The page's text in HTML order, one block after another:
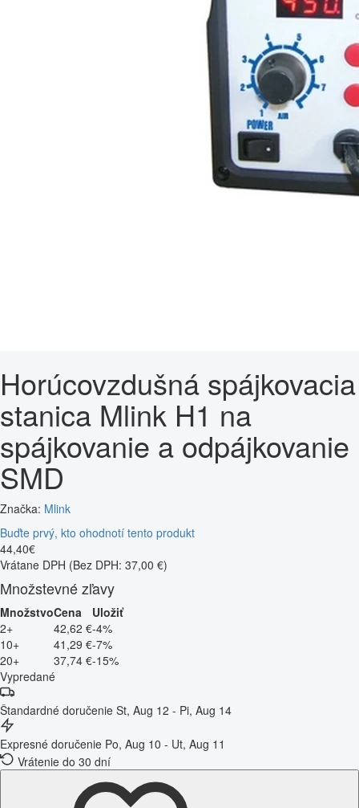
Horúcovzdušná spájkovacia
stanica Mlink H1 na
spájkovanie a odpájkovanie
SMD
Značka: Mlink
Buďte prvý, kto ohodnotí tento produkt
44,40€
Vrátane DPH (Bez DPH: 37,00 €)
Množstevné zľavy
MnožstvoCena
Uložiť
2+
42,62 €-4%
10+
41,29 €-7%
20+
37,74 €-15%
Vypredané
Štandardné doručenie St, Aug 12 - Pi, Aug 14
Expresné doručenie Po, Aug 10 - Ut, Aug 11
Vrátenie do 30 dní